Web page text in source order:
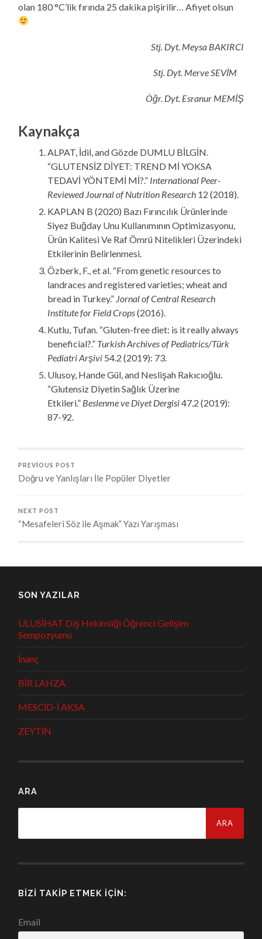
olan 180 °C’lik fırında 25 dakika pişirilir… Afiyet olsun
Stj. Dyt. Meysa BAKIRCI
Stj. Dyt. Merve SEVİM
Öğr. Dyt. Esranur MEMİŞ
Kaynakça
ALPAT, İdil, and Gözde DUMLU BİLGİN.
“GLUTENSİZ DİYET: TREND Mİ YOKSA
TEDAVİ YÖNTEMİ Mİ?.” International Peer-
Reviewed Journal of Nutrition Research 12 (2018).
KAPLAN B (2020) Bazı Fırıncılık Ürünlerinde
Siyez Buğday Unu Kullanımının Optimizasyonu,
Ürün Kalitesi Ve Raf Ömrü Nitelikleri Üzerindeki
Etkilerinin Belirlenmesi.
Özberk, F., et al. “From genetic resources to
landraces and registered varieties; wheat and
bread in Turkey.” Jornal of Central Research
Institute for Field Crops(2016).
Kutlu, Tufan. “Gluten-free diet: is it really always
beneficial?.” Turkish Archives of Pediatrics/Türk
Pediatri Arşivi 54.2 (2019): 73.
Ulusoy, Hande Gül, and Neslişah Rakıcıoğlu.
“Glutensiz Diyetin Sağlık Üzerine
Etkileri.” Beslenme ve Diyet Dergisi47.2 (2019):
87-92.
PREVIOUS POST
Doğru ve Yanlışları İle Popüler Diyetler
NEXT POST
“Mesafeleri Söz ile Aşmak” Yazı Yarışması
SON YAZILAR
ULUSİHAT Diş Hekimliği Öğrenci Gelişim
Sempozyumu
İnanç
BİR LAHZA
MESCİD-İ AKSA
ZEYTİN
ARA
BIZI TAKIP ETMEK İÇIN:
Email